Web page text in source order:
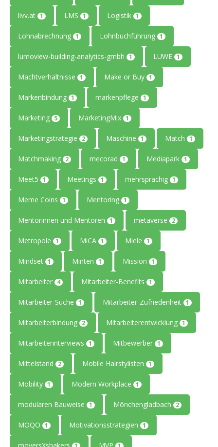
livv.at 1 LMS 1 Logistik 1
Lohnabrechnung 1 Lohnbuchführung 1
lumoview-building-analytics-gmbh 1 LUWE 1
Machtverhältnisse 1 Make or Buy 1
Markenbindung 1 markenpflege 1
Marketing 5 MarketingMix 1
Marketingstrategie 2 Maschine 1 Match 1
Matchmaking 2 mecorad 1 Mediapark 1
Meet5 1 Meetings 1 mehrsprachig 1
Meme Coins 1 Mentoring 1
Mentorinnen und Mentoren 1 metaverse 2
Metropole 1 MiCA 1 Miele 1
Mindset 1 Minten 1 Mission 1
Mitarbeiter 4 Mitarbeiter-Benefits 1
Mitarbeiter-Suche 1 Mitarbeiter-Zufriedenheit 1
Mitarbeiterbindung 2 Mitarbeiterentwicklung 1
Mitarbeiterinterviews 1 Mitbewerber 1
Mittelstand 2 Mobile Hairstylisten 1
Mobility 1 Modern Workplace 1
modularen Bauweise 1 Mönchengladbach 2
MOQO 1 Motivationsstrategien 1